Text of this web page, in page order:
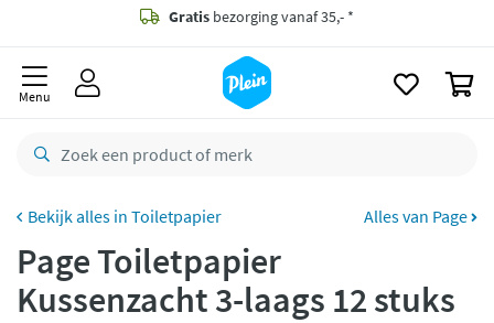
Gratis bezorging vanaf 35,- *
besteld,
retourneren
CO2 neutraal
Betaal met Klarna
Menu
Toiletpapier Alles van Page
Page Toiletpapier
Kussenzacht 3-laags 12 stuks